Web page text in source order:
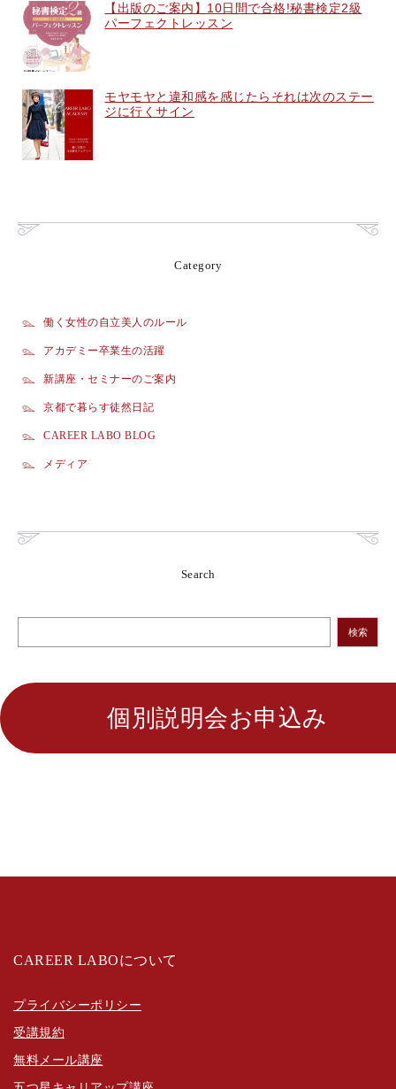
【出版のご案内】10日間で合格!秘書検定2級
パーフェクトレッスン
モヤモヤと違和感を感じたらそれは次のステー
ジに行くサイン
Category
働く女性の自立美人のルール
アカデミー卒業生の活躍
新講座・セミナーのご案内
京都で暮らす徒然日記
CAREER LABO BLOG
メディア
Search
検索
個別説明会お申込み
CAREER LABOについて
プライバシーポリシー
受講規約
無料メール講座